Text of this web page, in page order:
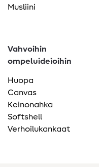
Musliini
Vahvoihin
ompeluideioihin
Huopa
Canvas
Keinonahka
Softshell
Verhoilukankaat